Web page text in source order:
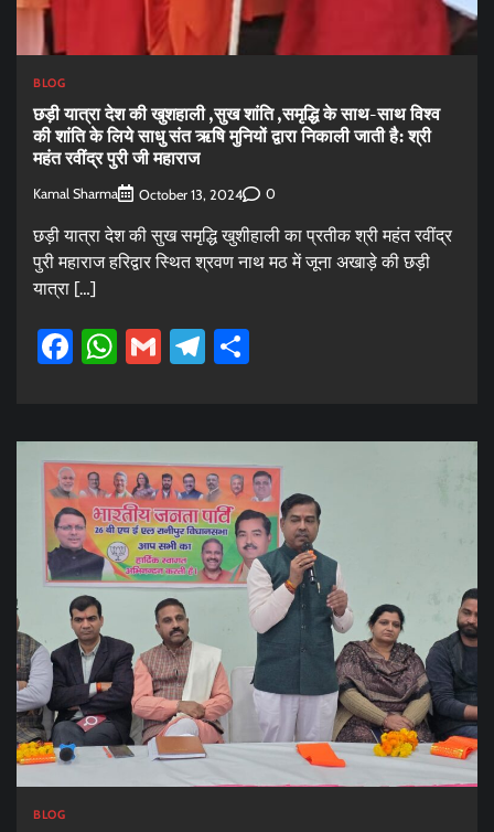
BLOG
छड़ी यात्रा देश की खुशहाली ,सुख शांति ,समृद्धि के साथ-साथ विश्व
की शांति के लिये साधु संत ऋषि मुनियों द्वारा निकाली जाती है: श्री
महंत रवींद्र पुरी जी महाराज
Kamal Sharma October 13, 2024 0
छड़ी यात्रा देश की सुख समृद्धि खुशीहाली का प्रतीक श्री महंत रवींद्र
पुरी महाराज हरिद्वार स्थित श्रवण नाथ मठ में जूना अखाड़े की छड़ी
यात्रा […]
Facebook
WhatsApp
GmailTelegram
BLOG